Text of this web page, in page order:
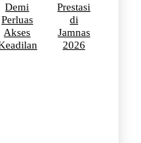
Demi
Perluas
Akses
Prestasi
di
Jamnas
2026